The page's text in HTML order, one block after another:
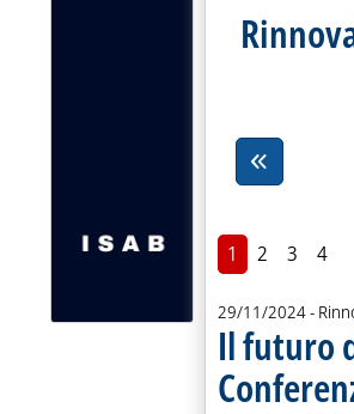
1 2 3 4
29/11/2024-
Il futuro